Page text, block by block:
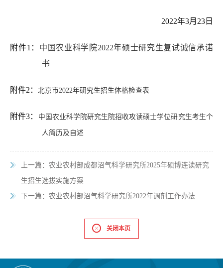
2022年3月 23日
附件1： 中国农业科学院2022年硕士研究生复试诚信承诺
书
附件2：北京市2022年研究生招生体格检查表
附件3： 中国农业科学院研究生院招收攻读硕士学位研究生考生个
人简历及自述
上一篇：农业农村部成都沼气科学研究所2025年硕博连读研究
生招生选拔实施方案
下一篇：农业农村部沼气科学研究所2022年调剂工作办法
关闭本页